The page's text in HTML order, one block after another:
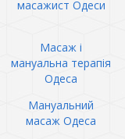
масажист Одеси
Масаж і
мануальна терапія
Одеса
Мануальний
масаж Одеса